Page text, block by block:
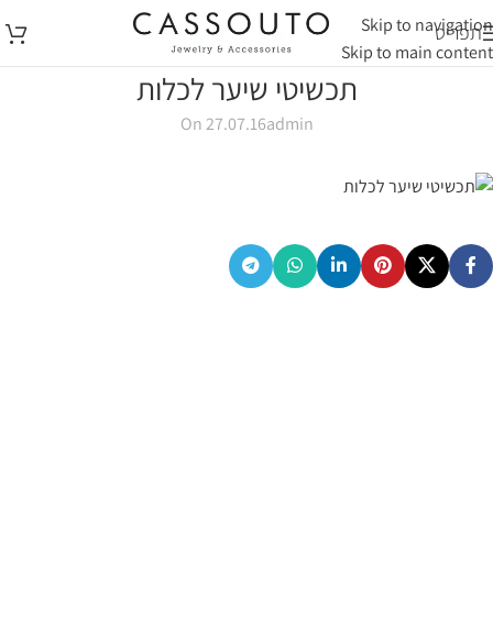
Skip to navigation
Skip to main content
תפריט
תכשיטי שיער לכלות
admin
On 27.07.16